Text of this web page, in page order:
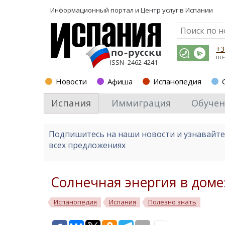
Информационный портал и Центр услуг в Испании
ISSN–2462-4241
Новости Афиша Испанопедия
Испания Иммиграция
Подпишитесь на наши новости и
всех предложениях
Солнечная энергия в
Испанопедия Испания Полезно знать